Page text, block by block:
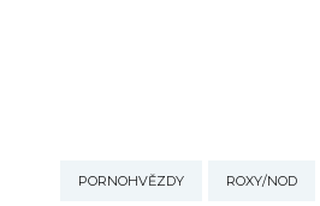
PORNOHVĚZDY ROXY/NOD